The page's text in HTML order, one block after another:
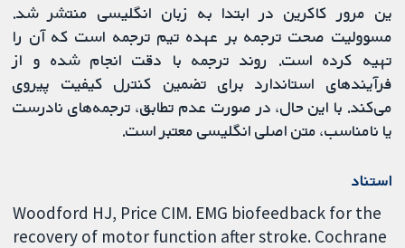
ین مرور کاکرین در ابتدا به زبان انگلیسی منتشر شد.
مسوولیت صحت ترجمه بر عهده تیم ترجمه است که آن را
تهیه کرده است. روند ترجمه با دقت انجام شده و از
فرآیندهای استاندارد برای تضمین کنترل کیفیت پیروی
می‌کند. با این حال، در صورت عدم تطابق، ترجمه‌های نادرست
یا نامناسب، متن اصلی انگلیسی معتبر است.
استناد
Woodford HJ, Price CIM. EMG biofeedback for the
recovery of motor function after stroke. Cochrane